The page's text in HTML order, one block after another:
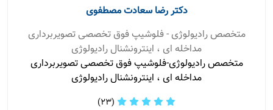
دکتر رضا سعادت مصطفوی
متخصص رادیولوژی - فلوشیپ فوق تخصصی تصویربرداری
مداخله ای ، اینترونشنال رادیولوژی
متخصص رادیولوژی-فلوشیپ فوق تخصصی تصویربرداری
مداخله ای ، اینترونشنال رادیولوژی
(23)